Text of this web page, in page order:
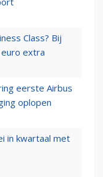
Class? Bij
extra
eerste Airbus
oplopen
in kwartaal met